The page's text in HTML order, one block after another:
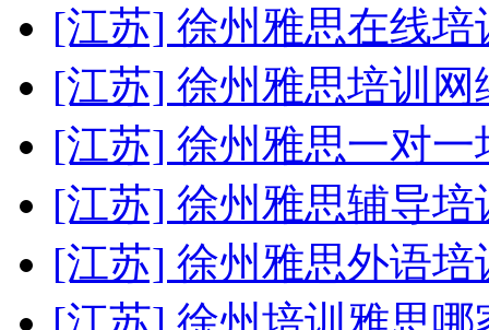
[江苏] 徐州雅思在线培
[江苏] 徐州雅思培训网
[江苏] 徐州雅思一对一
[江苏] 徐州雅思辅导培
[江苏] 徐州雅思外语培